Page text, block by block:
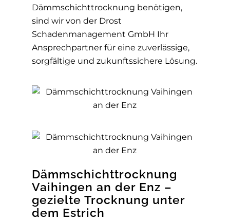
Dämmschichttrocknung benötigen,
sind wir von der Drost
Schadenmanagement GmbH Ihr
Ansprechpartner für eine zuverlässige,
sorgfältige und zukunftssichere Lösung.
Dämmschichttrocknung
Vaihingen an der Enz –
gezielte Trocknung unter
dem Estrich